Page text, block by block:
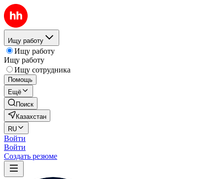
Ищу работу
Ищу работу
Ищу работу
Ищу сотрудника
Помощь
Ещё
Поиск
Казахстан
RU
Войти
Войти
Создать резюме